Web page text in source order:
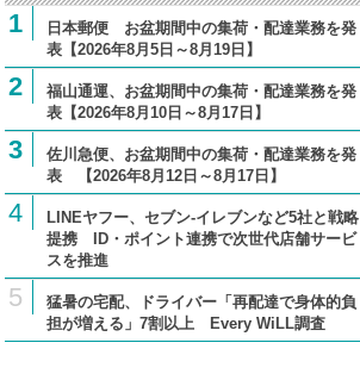
1
日本郵便 お盆期間中の集荷・配達業務を発
表【2026年8月5日～8月19日】
2
福山通運、お盆期間中の集荷・配達業務を発
表【2026年8月10日～8月17日】
3
佐川急便、お盆期間中の集荷・配達業務を発
表 【2026年8月12日～8月17日】
4
LINEヤフー、セブン-イレブンなど5社と戦略
提携 ID・ポイント連携で次世代店舗サービ
スを推進
5
猛暑の宅配、ドライバー「再配達で身体的負
担が増える」7割以上 Every WiLL調査